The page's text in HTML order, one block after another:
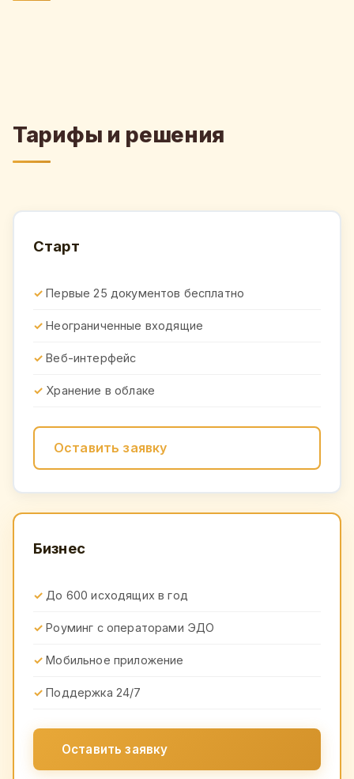
Тарифы и решения
Старт
Первые 25 документов бесплатно
Неограниченные входящие
Веб-интерфейс
Хранение в облаке
Оставить заявку
Бизнес
До 600 исходящих в год
Роуминг с операторами ЭДО
Мобильное приложение
Поддержка 24/7
Оставить заявку